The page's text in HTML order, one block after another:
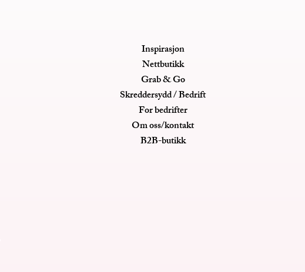
Inspirasjon
Nettbutikk
Grab & Go
Skreddersydd / Bedrift
For bedrifter
Om oss/kontakt
B2B-butikk